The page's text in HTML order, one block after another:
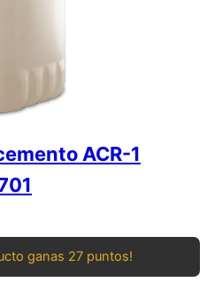
ACR-1
ganas 27 puntos!